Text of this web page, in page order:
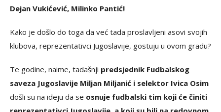
Dejan Vukićević, Milinko Pantić!
Kako je došlo do toga da već tada proslavljeni asovi svojih
klubova, reprezentativci Jugoslavije, gostuju u ovom gradu?
Te godine, naime, tadašnji predsjednik Fudbalskog
saveza Jugoslavije Miljan Miljanić i selektor Ivica Osim
došli su na ideju da se osnuje fudbalski tim koji će činiti